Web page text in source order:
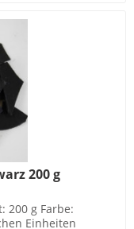
200 g
200 g Farbe:
Einheiten